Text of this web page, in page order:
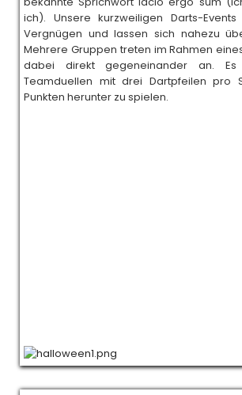
ich). Unsere kurzweiligen Darts-
Vergnügen und lassen sich nahezu
Mehrere Gruppen treten im Rahmen
dabei direkt gegeneinander an.
Teamduellen mit drei Dartpfeilen pro
Punkten herunter zu spielen.